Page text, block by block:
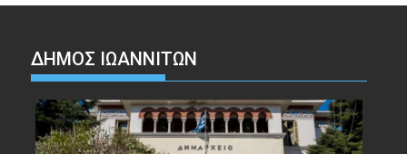
ΔΗΜΟΣ ΙΩΑΝΝΙΤΩΝ